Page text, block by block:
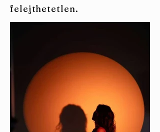
felejthetetlen.